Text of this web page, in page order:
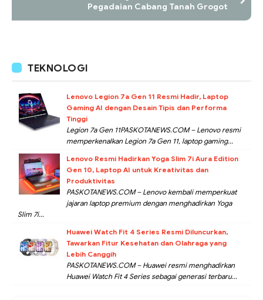
Pegadaian Cabang Tanah Grogot
TEKNOLOGI
Lenovo Legion 7a Gen 11 Resmi Hadir, Laptop
Gaming AI dengan Desain Tipis dan Performa
Tinggi
Legion 7a Gen 11PASKOTANEWS.COM – Lenovo resmi
memperkenalkan Legion 7a Gen 11, laptop gaming...
Lenovo Resmi Hadirkan Yoga Slim 7i Aura Edition
Gen 10, Laptop AI untuk Kreativitas dan
Produktivitas
PASKOTANEWS.COM – Lenovo kembali memperkuat
jajaran laptop premium dengan menghadirkan Yoga
Slim 7i...
Huawei Watch Fit 4 Series Resmi Diluncurkan,
Tawarkan Fitur Kesehatan dan Olahraga yang
Lebih Canggih
PASKOTANEWS.COM – Huawei resmi menghadirkan
Huawei Watch Fit 4 Series sebagai generasi terbaru...